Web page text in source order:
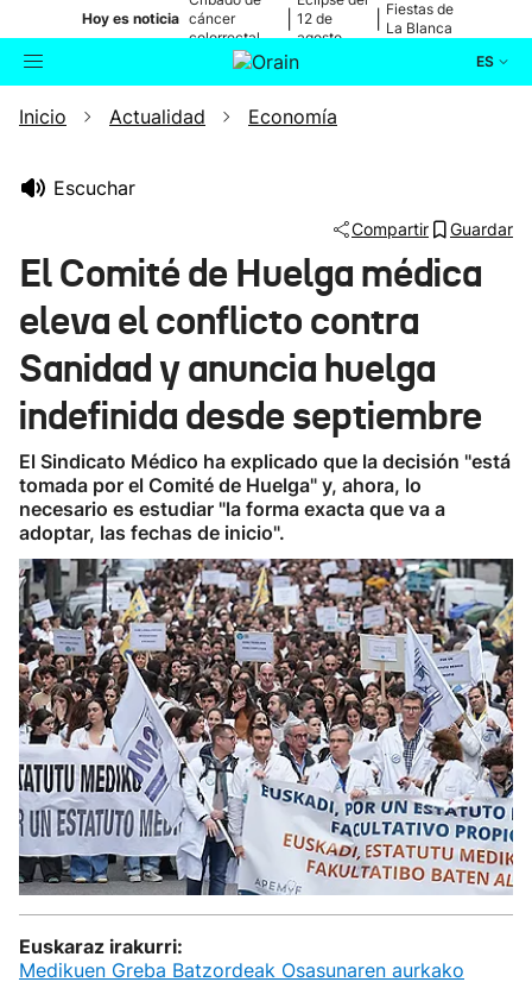
Hoy es noticia cáncer
colorrectal
12 de
agosto
Fiestas de
La Blanca
ES
Buscador Actualidad
Ikusmiran
Eguraldia
Inicio Actualidad Economía
Escuchar
Compartir Guardar
El Comité de Huelga médica
eleva el conflicto contra
Sanidad y anuncia huelga
indefinida desde septiembre
El Sindicato Médico ha explicado que la decisión "está
tomada por el Comité de Huelga" y, ahora, lo
necesario es estudiar "la forma exacta que va a
adoptar, las fechas de inicio".
Euskaraz irakurri:
Medikuen Greba Batzordeak Osasunaren aurkako